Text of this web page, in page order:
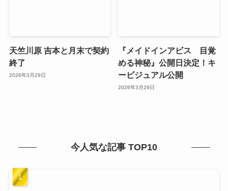
天竺川原 吉本と月末で契約
終了
2026年3月29日
『メイドインアビス 目覚
める神秘』公開日決定！キ
ービジュアル公開
2026年3月29日
今人気な記事 TOP10